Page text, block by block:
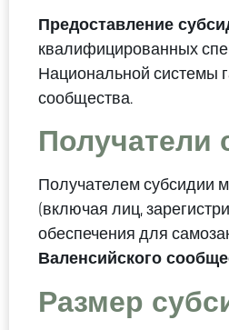
Предоставление
квалифицированных
Национальной системы
сообщества.
Получатели
Получателем субсидии
(включая лиц,
обеспечения для
Валенсийского
Размер